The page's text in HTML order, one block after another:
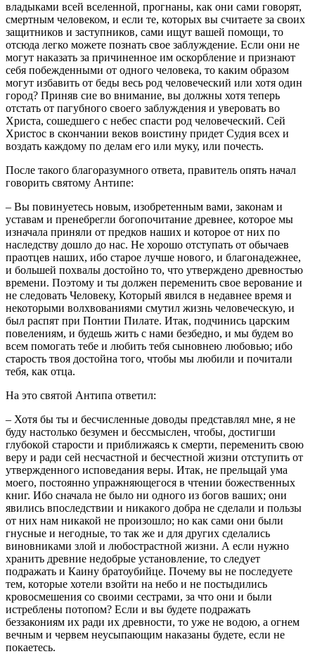
владыками всей вселенной, прогнаны, как они сами говорят,
смертным человеком, и если те, которых вы считаете за своих
защитников и заступников, сами ищут вашей помощи, то
отсюда легко можете познать свое заблуждение. Если они не
могут наказать за причиненное им оскорбление и признают
себя побежденными от одного человека, то каким образом
могут избавить от беды весь род человеческий или хотя один
город? Приняв сие во внимание, вы должны хотя теперь
отстать от пагубного своего заблуждения и уверовать во
Христа, сошедшего с небес спасти род человеческий. Сей
Христос в скончании веков воистину придет Судия всех и
воздать каждому по делам его или муку, или почесть.
После такого благоразумного ответа, правитель опять начал
говорить святому Антипе:
– Вы повинуетесь новым, изобретенным вами, законам и
уставам и пренебрегли богопочитание древнее, которое мы
изначала приняли от предков наших и которое от них по
наследству дошло до нас. Не хорошо отступать от обычаев
праотцев наших, ибо старое лучше нового, и благонадежнее,
и большей похвалы достойно то, что утверждено древностью
времени. Поэтому и ты должен переменить свое верование и
не следовать Человеку, Который явился в недавнее время и
некоторыми волхвованиями смутил жизнь человеческую, и
был распят при Понтии Пилате. Итак, подчинись царским
повелениям, и будешь жить с нами безбедно, и мы будем во
всем помогать тебе и любить тебя сыновнею любовью; ибо
старость твоя достойна того, чтобы мы любили и почитали
тебя, как отца.
На это святой Антипа ответил:
– Хотя бы ты и бесчисленные доводы представлял мне, я не
буду настолько безумен и бессмыслен, чтобы, достигши
глубокой старости и приближаясь к смерти, переменить свою
веру и ради сей несчастной и бесчестной жизни отступить от
утвержденного исповедания веры. Итак, не прельщай ума
моего, постоянно упражняющегося в чтении божественных
книг. Ибо сначала не было ни одного из богов ваших; они
явились впоследствии и никакого добра не сделали и пользы
от них нам никакой не произошло; но как сами они были
гнусные и негодные, то так же и для других сделались
виновниками злой и любострастной жизни. А если нужно
хранить древние недобрые установление, то следует
подражать и Каину братоубийце. Почему вы не последуете
тем, которые хотели взойти на небо и не постыдились
кровосмешения со своими сестрами, за что они и были
истреблены потопом? Если и вы будете подражать
беззакониям их ради их древности, то уже не водою, а огнем
вечным и червем неусыпающим наказаны будете, если не
покаетесь.